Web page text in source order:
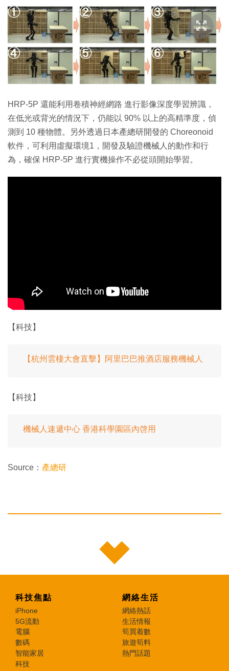
HRP-5P 還能利用卷積神經網路 進行影像深度學習辨識，
在低光或背光的情況下，仍能以 90% 以上的高精準度，偵
測到 10 種物體。另外透過日本產總研開發的 Choreonoid
軟件，可利用虛擬環境1，開發及驗證機械人的動作和行
為，確保 HRP-5P 進行實機操作不必從頭開始學習。
【科技】
【杭州雲棲大會直擊】阿里巴巴推酒店服務機械人
【科技】
機械人速遞中心 香港科學園區內啓用
Source： 產總研
科技焦點
iPhone
5G流動
電腦
數碼
智能家居
科技
網絡生活
網絡熱話
生活情報
筍買着數
旅遊筍料
熱門話題